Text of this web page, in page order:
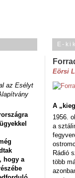
az Esélyt
hogy a
E-
Eörsi
A
1956.
a
Rádió
több